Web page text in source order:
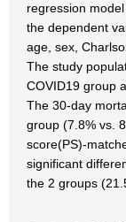
regression
the dependent
age, sex,
The study
COVID19 group
The 30-day
group (7.8% vs.
score(PS)-
significant
the 2 groups